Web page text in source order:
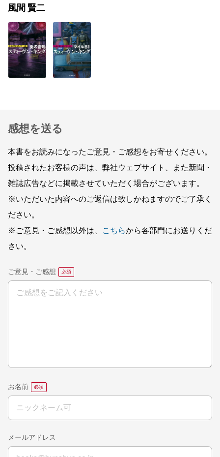
風間 賢二
感想を送る
本書をお読みになったご意見・ご感想をお寄せください。
投稿されたお客様の声は、弊社ウェブサイト、また新聞・
雑誌広告などに掲載させていただく場合がございます。
※いただいた内容へのご返信は致しかねますのでご了承く
ださい。
※ご意見・ご感想以外は、
こちらから各部門にお送りくだ
さい。
ご意見・ご感想
お名前
メールアドレス